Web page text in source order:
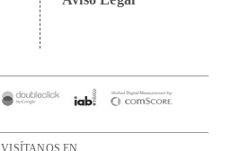
VISÍTANOS EN